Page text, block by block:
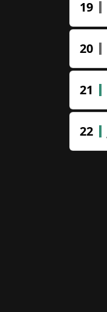
19
20
21
22